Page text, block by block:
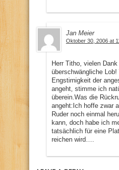
Jan Meier
Oktober 30, 2006 at
Herr Titho, vielen
überschwängliche
Engstirnigkeit der
angeht, stimme ich
überein.Was die
angeht:Ich hoffe zwar
Ruder noch einmal
kann, doch habe ich
tatsächlich für eine
reichen wird….